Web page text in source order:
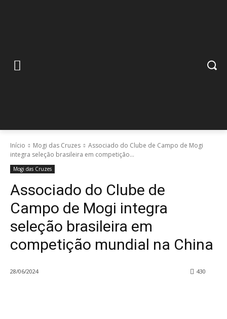
Início Mogi das Cruzes
Associado do Clube de Campo de Mogi
integra seleção brasileira em competição...
Mogi das Cruzes
Associado do Clube de
Campo de Mogi integra
seleção brasileira em
competição mundial na China
28/06/2024 430